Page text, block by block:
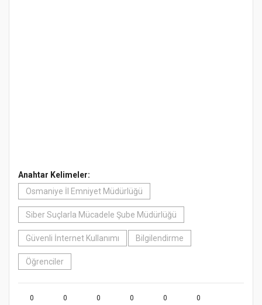
Anahtar Kelimeler:
Osmaniye İl Emniyet Müdürlüğü
Siber Suçlarla Mücadele Şube Müdürlüğü
Güvenli İnternet Kullanımı Bilgilendirme
Öğrenciler
0 0 0 0 0 0